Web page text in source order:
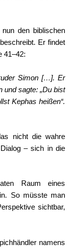
den biblischen
Er findet
41–42:
Simon […]. Er
und sagte: „Du bist
Kephas heißen“.
nicht die wahre
– sich in die
Raum eines
So müsste man
sichtbar,
namens